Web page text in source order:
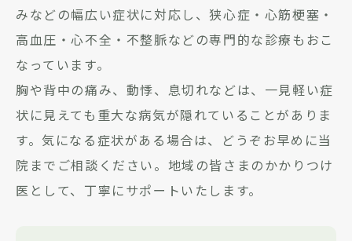
みなどの幅広い症状に対応し、狭心症・心筋梗塞・
高血圧・心不全・不整脈などの専門的な診療もおこ
なっています。
胸や背中の痛み、動悸、息切れなどは、一見軽い症
状に見えても重大な病気が隠れていることがありま
す。気になる症状がある場合は、どうぞお早めに当
院までご相談ください。地域の皆さまのかかりつけ
医として、丁寧にサポートいたします。